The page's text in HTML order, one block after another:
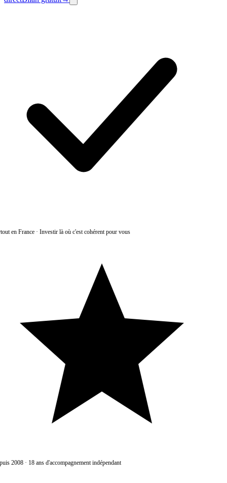
en France·Investir là où c'est cohérent pour vous
2008·18 ans d'accompagnement indépendant